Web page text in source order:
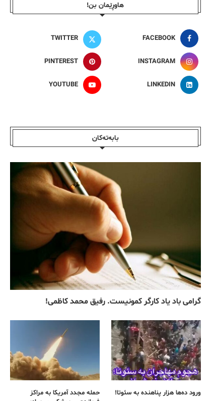
هاوڕێمان بن!
FACEBOOK
TWITTER
INSTAGRAM
PINTEREST
LINKEDIN
YOUTUBE
بابەتەکان
گرامی باد یاد کارگر کمونیست. رفیق محمد کاظمی!
ورود ده‌ها هزار پناهنده به سئوتا!
حمله مجدد آمریکا به مراکز